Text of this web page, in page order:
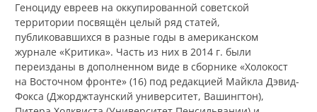
Геноциду евреев на оккупированной советской
территории посвящён целый ряд статей,
публиковавшихся в разные годы в американском
журнале «Критика». Часть из них в 2014 г. были
переизданы в дополненном виде в сборнике «Холокост
на Восточном фронте» (16) под редакцией Майкла Дэвид-
Фокса (Джорджтаунский университет, Вашингтон),